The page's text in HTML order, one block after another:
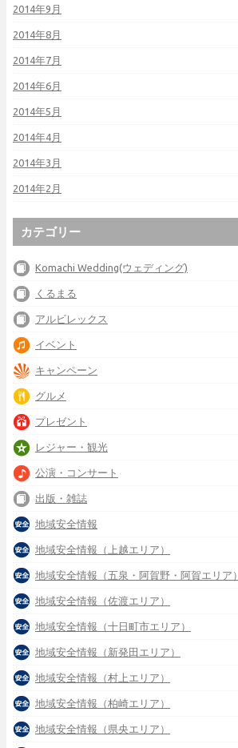
2014年9月
2014年8月
2014年7月
2014年6月
2014年5月
2014年4月
2014年3月
2014年2月
カテゴリー
Komachi Wedding(ウェディング)
くるまる
アルビレックス
イベント
キャンペーン
グルメ
プレゼント
レジャー・観光
公演・コンサート
出版・雑誌
地域安全情報
地域安全情報（上越エリア）
地域安全情報（五泉・阿賀野・阿賀エリア）
地域安全情報（佐渡エリア）
地域安全情報（十日町市エリア）
地域安全情報（新発田エリア）
地域安全情報（村上エリア）
地域安全情報（柏崎エリア）
地域安全情報（県央エリア）